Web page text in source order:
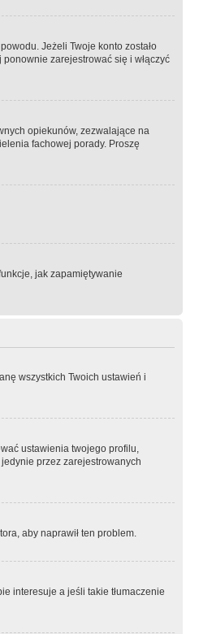
Jeżeli Twoje konto zostało
zarejestrować się i włączyć
opiekunów, zezwalające na
fachowej porady. Proszę
jak zapamiętywanie
wszystkich Twoich ustawień i
ustawienia twojego profilu,
przez zarejestrowanych
aby naprawił ten problem.
interesuje a jeśli takie tłumaczenie